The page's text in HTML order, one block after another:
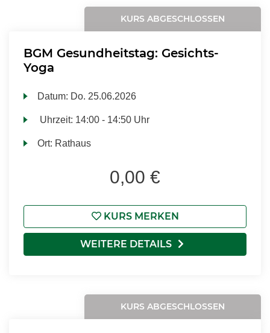
KURS ABGESCHLOSSEN
BGM Gesundheitstag: Gesichts-
Yoga
Datum: Do. 25.06.2026
Uhrzeit: 14:00 - 14:50 Uhr
Ort: Rathaus
0,00 €
KURS MERKEN
WEITERE DETAILS
KURS ABGESCHLOSSEN